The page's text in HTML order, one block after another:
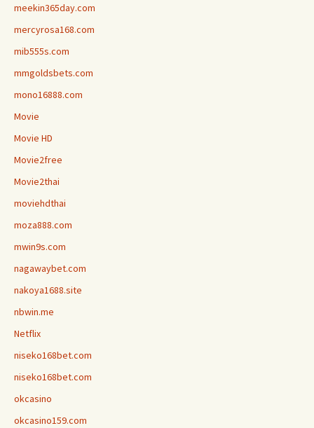
meekin365day.com
mercyrosa168.com
mib555s.com
mmgoldsbets.com
mono16888.com
Movie
Movie HD
Movie2free
Movie2thai
moviehdthai
moza888.com
mwin9s.com
nagawaybet.com
nakoya1688.site
nbwin.me
Netflix
niseko168bet.com
niseko168bet.com
okcasino
okcasino159.com